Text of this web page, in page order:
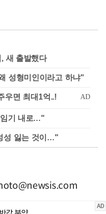
새 출발했다
성형미인이라고 하냐"
임기 내로…"
성 잃는 것이…"